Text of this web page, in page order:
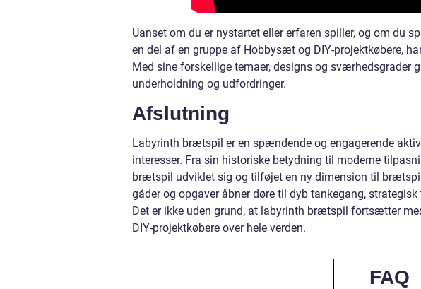
Uanset om du er nystartet eller erfaren spiller, og om du
en del af en gruppe af Hobbysæt og DIY-projektkøbere,
Med sine forskellige temaer, designs og sværhedsgrader
underholdning og udfordringer.
Afslutning
Labyrinth brætspil er en spændende og engagerende
interesser. Fra sin historiske betydning til moderne
brætspil udviklet sig og tilføjet en ny dimension til
gåder og opgaver åbner døre til dyb tankegang,
Det er ikke uden grund, at labyrinth brætspil fortsætter
DIY-projektkøbere over hele verden.
FAQ